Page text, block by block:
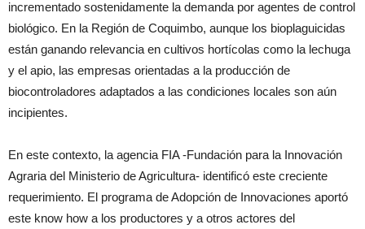
incrementado sostenidamente la demanda por agentes de control
biológico. En la Región de Coquimbo, aunque los bioplaguicidas
están ganando relevancia en cultivos hortícolas como la lechuga
y el apio, las empresas orientadas a la producción de
biocontroladores adaptados a las condiciones locales son aún
incipientes.
En este contexto, la agencia FIA -Fundación para la Innovación
Agraria del Ministerio de Agricultura- identificó este creciente
requerimiento. El programa de Adopción de Innovaciones aportó
este know how a los productores y a otros actores del